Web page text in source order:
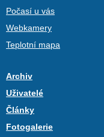
Počasí u vás
Webkamery
Teplotní mapa
Archiv
Uživatelé
Články
Fotogalerie